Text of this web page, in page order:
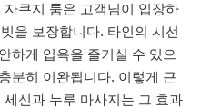
쿠지 룸은 고객님이 입장하
을 보장합니다. 타인의 시선
하게 입욕을 즐기실 수 있으
분히 이완됩니다. 이렇게 근
신과 누루 마사지는 그 효과